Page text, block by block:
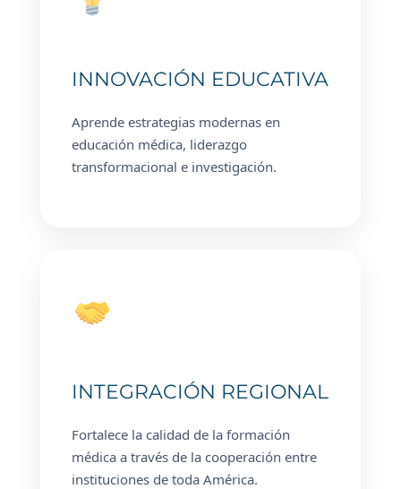
INNOVACIÓN EDUCATIVA
Aprende estrategias modernas en
educación médica, liderazgo
transformacional e investigación.
INTEGRACIÓN REGIONAL
Fortalece la calidad de la formación
médica a través de la cooperación entre
instituciones de toda América.